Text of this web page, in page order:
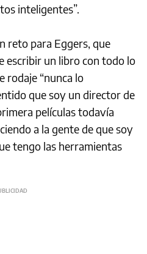
inteligentes”.
reto para Eggers, que
escribir un libro con todo lo
rodaje “nunca lo
que soy un director de
películas todavía
a la gente de que soy
tengo las herramientas